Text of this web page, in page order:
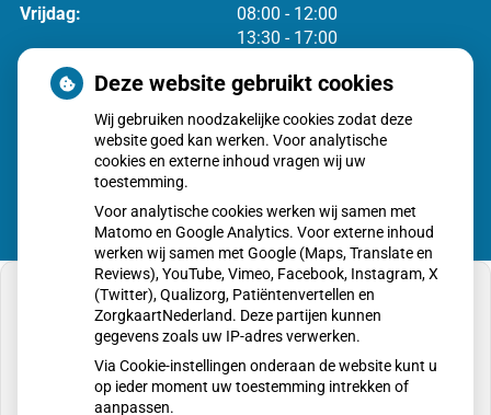
Vrijdag:
08:00 tot
- 12:00
13:30 tot
- 17:00
Voor spoed zijn we de hele dag bereikbaar via0183-
(Keuze 1)
U heeft geen toestemming gegeven voor
externe inhoud die nodig is om dit te zien.
Deze website gebruikt cookies
Wij gebruiken noodzakelijke cookies zodat deze
website goed kan werken. Voor analytische
cookies en externe inhoud vragen wij uw
toestemming.
Voor analytische cookies werken wij samen met
Matomo en Google Analytics. Voor externe inhoud
werken wij samen met Google (Maps, Translate en
Reviews), YouTube, Vimeo, Facebook, Instagram, X
(Twitter), Qualizorg, Patiëntenvertellen en
ZorgkaartNederland. Deze partijen kunnen
gegevens zoals uw IP-adres verwerken.
Via Cookie-instellingen onderaan de website kunt u
op ieder moment uw toestemming intrekken of
aanpassen.